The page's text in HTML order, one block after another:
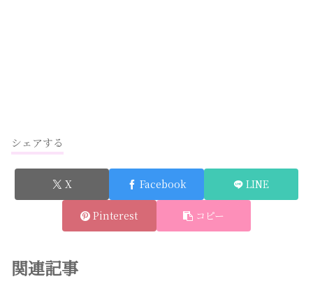
シェアする
X Facebook LINE
Pinterest コピー
関連記事